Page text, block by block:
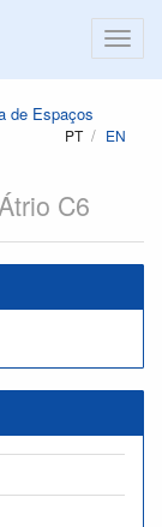
de Espaços
PT EN
Átrio C6